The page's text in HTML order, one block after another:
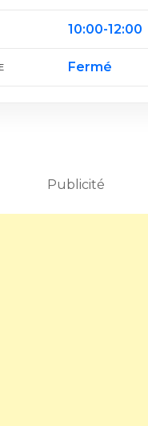
10:00-12:00
Fermé
Publicité